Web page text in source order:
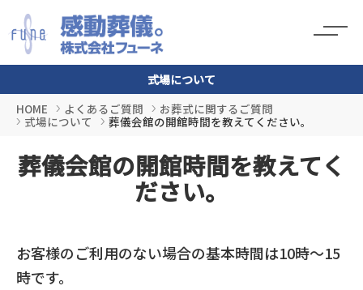
式場について
HOME
よくあるご質問
お葬式に関するご質問
式場について
葬儀会館の開館時間を教えてください。
葬儀会館の開館時間を教えてく
ださい。
お客様のご利用のない場合の基本時間は10時～15
時です。